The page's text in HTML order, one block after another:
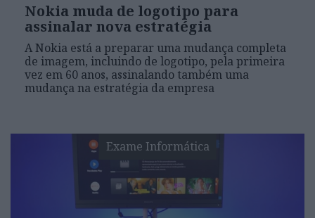
Nokia muda de logotipo para
assinalar nova estratégia
A Nokia está a preparar uma mudança completa
de imagem, incluindo de logotipo, pela primeira
vez em 60 anos, assinalando também uma
mudança na estratégia da empresa
Exame Informática